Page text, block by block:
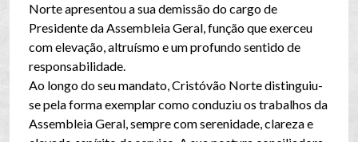
Norte apresentou a sua demissão do cargo de
Presidente da Assembleia Geral, função que exerceu
com elevação, altruísmo e um profundo sentido de
responsabilidade.
Ao longo do seu mandato, Cristóvão Norte distinguiu-
se pela forma exemplar como conduziu os trabalhos da
Assembleia Geral, sempre com serenidade, clareza e